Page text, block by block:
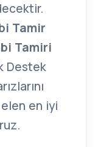
Tamir
Tamiri
Destek
en iyi